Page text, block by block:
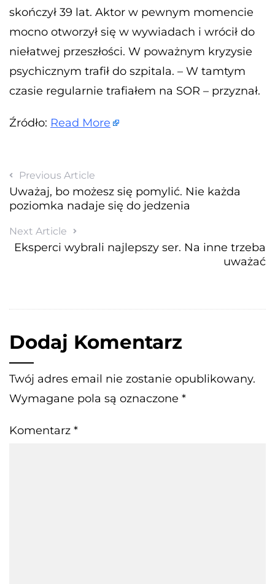
skończył 39 lat. Aktor w pewnym momencie
mocno otworzył się w wywiadach i wrócił do
niełatwej przeszłości. W poważnym kryzysie
psychicznym trafił do szpitala. – W tamtym
czasie regularnie trafiałem na SOR – przyznał.
Źródło: Read More
Previous Article
Uważaj, bo możesz się pomylić. Nie każda
poziomka nadaje się do jedzenia
Next Article
Eksperci wybrali najlepszy ser. Na inne trzeba
uważać
Dodaj Komentarz
Twój adres email nie zostanie opublikowany.
Wymagane pola są oznaczone *
Komentarz *